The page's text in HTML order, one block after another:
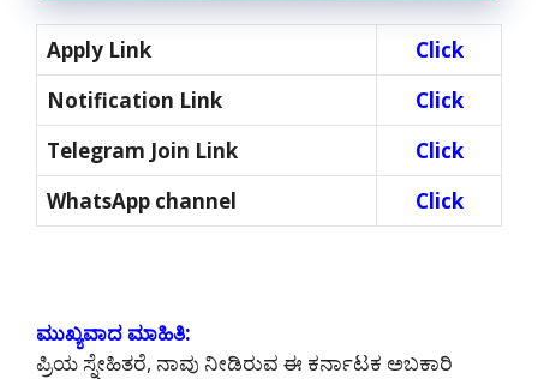
Apply Link
Click
Notification Link
Click
Telegram Join Link
Click
WhatsApp channel
Click
ಮುಖ್ಯವಾದ ಮಾಹಿತಿ:
ಪ್ರಿಯ ಸ್ನೇಹಿತರೆ, ನಾವು ನೀಡಿರುವ ಈ ಕರ್ನಾಟಕ ಅಬಕಾರಿ